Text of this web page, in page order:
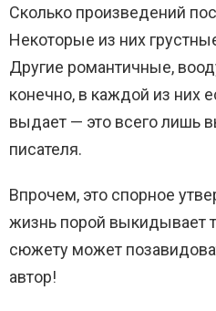
Сколько произведений
Некоторые из них
Другие романтичные,
конечно, в каждой из них
выдает — это всего лишь
писателя.
Впрочем, это спорное
жизнь порой выкидывает
сюжету может
автор!